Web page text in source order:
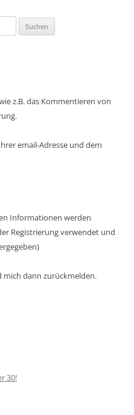
z.B. das Kommentieren von
email-Adresse und dem
Informationen werden
Registrierung verwendet und
mich dann zurückmelden.
30!